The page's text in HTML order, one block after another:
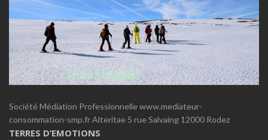
Société Médiation Professionnelle www.mediateur-
consommation-smp.fr Alteritae 5 rue Salvaing 12000 Rodez
TERRES D’EMOTIONS